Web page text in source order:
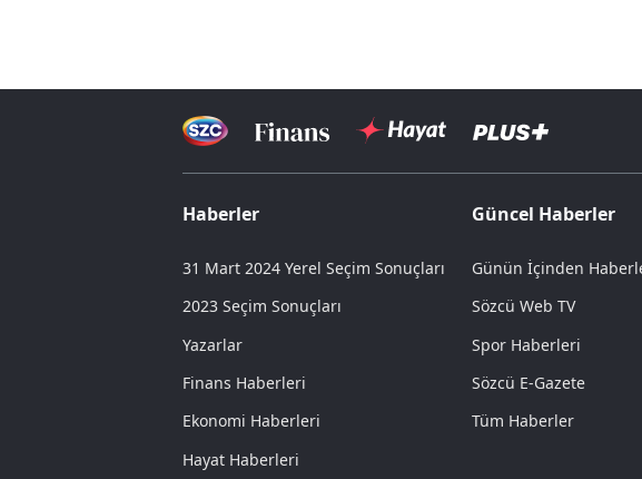
Haberler
31 Mart 2024 Yerel Seçim Sonuçları
2023 Seçim Sonuçları
Yazarlar
Finans Haberleri
Ekonomi Haberleri
Hayat Haberleri
Güncel Haberler
Günün İçinden
Sözcü Web TV
Spor Haberleri
Sözcü E-Gazete
Tüm Haberler